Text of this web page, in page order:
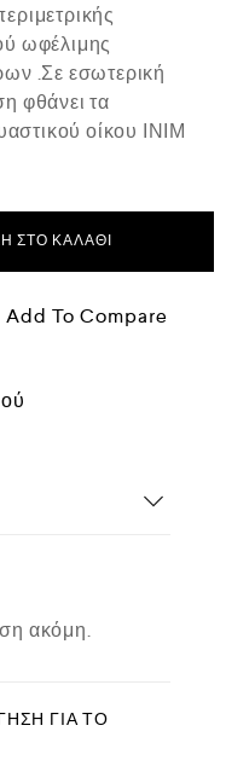
ωφέλιμης
.Σε εσωτερική
φθάνει τα
οίκου ΙΝΙΜ
ΣΤΟ ΚΑΛΆΘΙ
Add To Compare
ακόμη.
ΓΙΑ ΤΟ